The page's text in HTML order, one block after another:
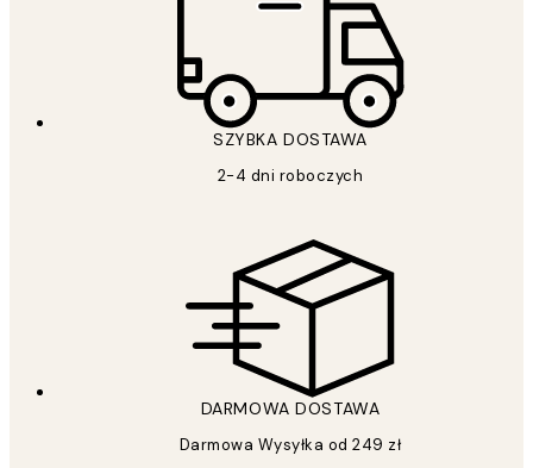
SZYBKA DOSTAWA
2-4 dni roboczych
DARMOWA DOSTAWA
Darmowa Wysyłka od 249 zł